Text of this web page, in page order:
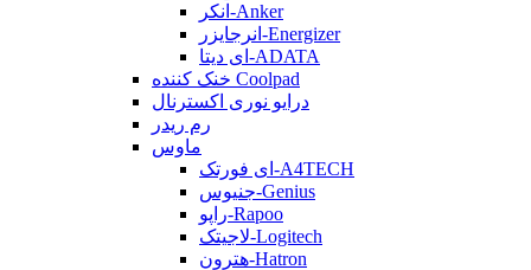
انکر-Anker
انرجایزر-Energizer
ای دیتا-ADATA
خنک کننده Coolpad
درایو نوری اکسترنال
رم ریدر
ماوس
ای فورتک-A4TECH
جنیوس-Genius
راپو-Rapoo
لاجیتک-Logitech
هترون-Hatron